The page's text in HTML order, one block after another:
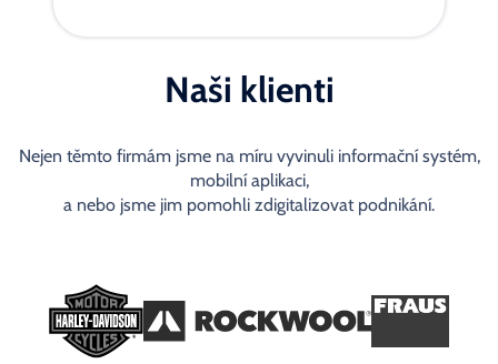
Naši klienti
Nejen těmto firmám jsme na míru vyvinuli informační systém,
mobilní aplikaci,
a nebo jsme jim pomohli zdigitalizovat podnikání.